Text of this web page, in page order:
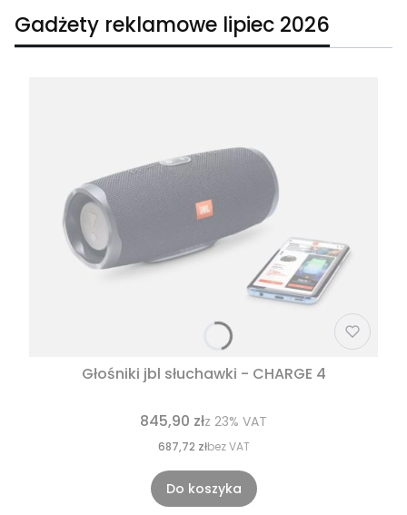
Gadżety reklamowe lipiec 2026
Głośniki jbl słuchawki - CHARGE 4
845,90 złz 23% VAT
687,72 złbez VAT
Do koszyka